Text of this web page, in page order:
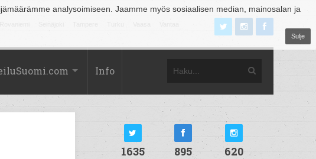
analysoimiseen. Jaamme myös sosiaalisen median, mainosalan ja
Sulje
Info
1635 895 620